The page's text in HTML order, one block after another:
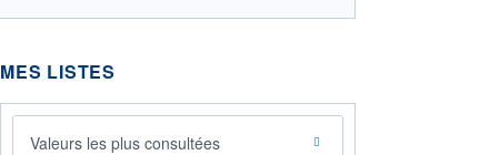
MES LISTES
Valeurs les plus consultées